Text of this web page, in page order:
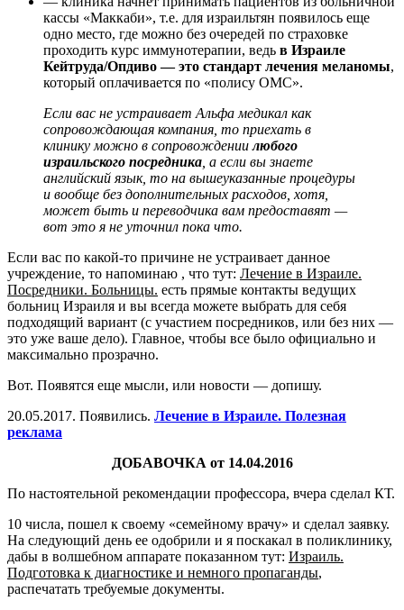
кассы «Маккаби», т.е. для израильтян появилось еще
одно место, где можно без очередей по страховке
проходить курс иммунотерапии, ведь в Израиле
Кейтруда/Опдиво — это стандарт лечения меланомы,
который оплачивается по «полису ОМС».
Если вас не устраивает Альфа медикал как
сопровождающая компания, то приехать в
клинику можно в сопровождениилюбого
израильского посредника , а если вы знаете
английский язык, то на вышеуказанные процедуры
и вообще без дополнительных расходов, хотя,
может быть и переводчика вам предоставят —
вот это я не уточнил пока что.
Если вас по какой-то причине не устраивает данное
учреждение, то напоминаю , что тут: Лечение в Израиле.
Посредники. Больницы. есть прямые контакты ведущих
больниц Израиля и вы всегда можете выбрать для себя
подходящий вариант (с участием посредников, или без них —
это уже ваше дело). Главное, чтобы все было официально и
максимально прозрачно.
Вот. Появятся еще мысли, или новости — допишу.
20.05.2017. Появились. Лечение в Израиле. Полезная
реклама
ДОБАВОЧКА от 14.04.2016
По настоятельной рекомендации профессора, вчера сделал КТ.
10 числа, пошел к своему «семейному врачу» и сделал заявку.
На следующий день ее одобрили и я поскакал в поликлинику,
дабы в волшебном аппарате показанном тут: Израиль.
Подготовка к диагностике и немного пропаганды,
распечатать требуемые документы.